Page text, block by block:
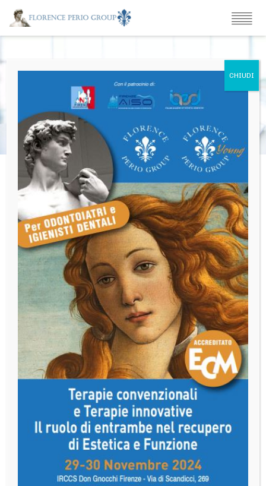
Privacy Policy
Informativa ai sensi dell’art.13 del D. Lgs. n. 196/03. I dati
personali vengono raccolti dall’Azienda in conformità a
quanto previsto dal D. Lgs. n. 196/03, sul “Codice in
materia di protezione di dati personali”. I dati verranno
trattati in modo manuale e/o elettronico, a fini statistici,
di marketing e promozionali, per l'aggiornamento sulle
diverse iniziative dell’Azienda medesima, attraverso
l’invio di materiale informativo. I dati inoltre potranno
essere comunicati a ditte o imprese che effettuano, per
conto dell’Azienda, il trattamento dei dati presso di loro o
che provvedono alla postalizzazione del materiale
promozionale. Il conferimento dei dati personali non è
obbligatorio e le conseguenze del mancato conferimento
degli stessi consistono nell’impossibilità per l'Azienda di
inviare le informazioni di cui al presente modulo. Sulla
base dei diritti previsti dall’art. 7 del decreto sopra
menzionato i dati potranno essere da Voi consultati,
modificati, integrati o cancellati, anche gratuitamente,
scrivendo al titolare dei dati: Florence Perio Group Sede
legale: 50121 Firenze - Via Gino Capponi, 26 -Tel.